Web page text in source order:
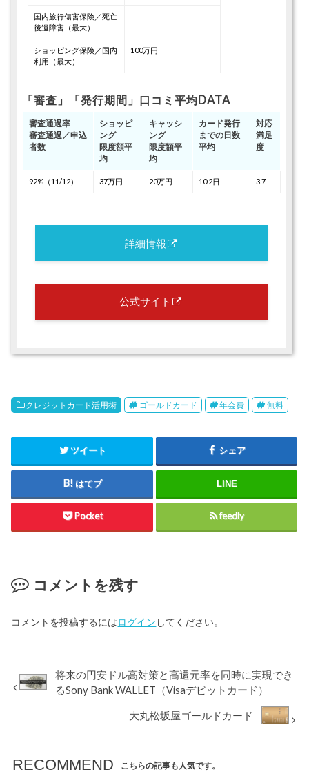
国内旅行傷害保険／死亡
後遺障害（最大）
-
ショッピング保険／国内
利用（最大）
100万円
「審査」「発行期間」口コミ平均DATA
審査通過率
審査通過／申込
者数
ショッピ
ング
限度額平
均
キャッシ
ング
限度額平
均
カード発行
までの日数
平均
対応
満足
度
92%（11/12） 37万円 20万円 10.2日 3.7
詳細情報
公式サイト
クレジットカード活用術 ゴールドカード 年会費 無料
ツイート シェア
はてブ LINE
Pocket feedly
コメントを残す
コメントを投稿するにはログイン してください。
将来の円安ドル高対策と高還元率を同時に実現でき
るSony Bank WALLET（Visaデビットカード）
大丸松坂屋ゴールドカード
RECOMMEND こちらの記事も人気です。